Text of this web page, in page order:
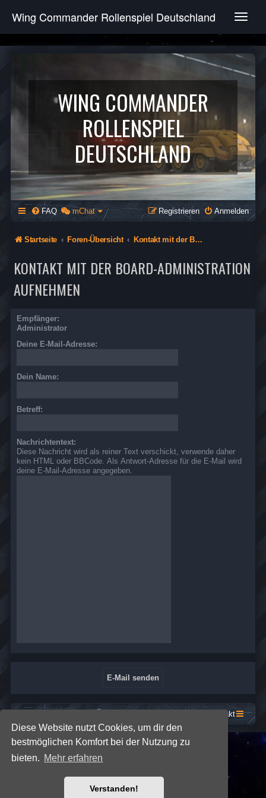
Diese Website nutzt Cookies, um dir den
bestmöglichen Komfort bei der Nutzung zu
bieten. Mehr erfahren
Verstanden!
T
g
e
v
g
a
t
i
o
n
Wing Commander Rollenspiel Deutschland
WING COMMANDER
ROLLENSPIEL
DEUTSCHLAND
FAQ mChat Anmelden
Registrieren
Startseite Foren-Übersicht Kontakt mit der Board-Administration aufnehmen
KONTAKT MIT DER BOARD-ADMINISTRATION
AUFNEHMEN
Empfänger:
Administrator
Deine E-Mail-Adresse:
Dein Name:
Betreff:
Nachrichtentext:
Diese Nachricht wird als reiner Text verschickt, verwende daher
kein HTML oder BBCode. Als Antwort-Adresse für die E-Mail wird
deine E-Mail-Adresse angegeben.
Kontakt
Premium phpBB Styles
Powered byphpBB® Forum Software © phpBB Limited
Deutsche Übersetzung durch